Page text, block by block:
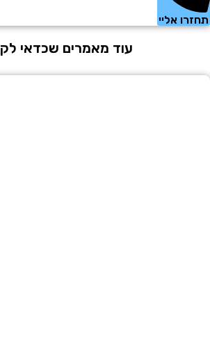
אליי
עוד מאמרים שכדאי לקרוא!